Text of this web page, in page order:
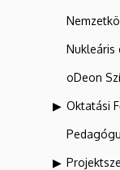
Nukleáris
oDeon
Oktatási